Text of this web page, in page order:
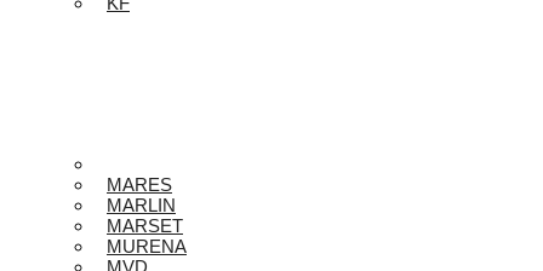
MARES
MARLIN
MARSET
MURENA
MVD